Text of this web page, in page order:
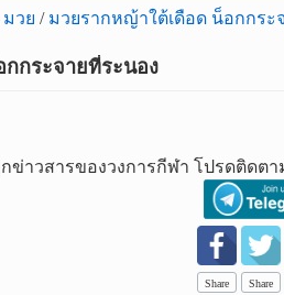
วย / มวยรากหญ้าใต้เดือด น็อกกระ
กระจายที่ระนอง
ข่าวสารของวงการกีฬา โปรดติดตา
Share Share